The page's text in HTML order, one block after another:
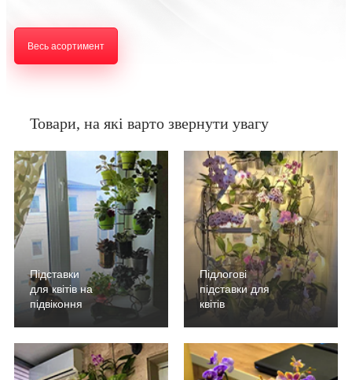
Весь асортимент
Товари, на які варто звернути увагу
Підставки
для квітів на
підвіконня
Підлогові
підставки для
квітів